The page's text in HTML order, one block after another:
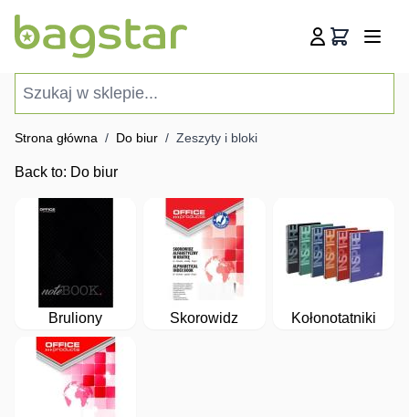
Koszyk
Strona główna / Do biur / Zeszyty i bloki
Back to: Do biur
Bruliony Skorowidz Kołonotatniki